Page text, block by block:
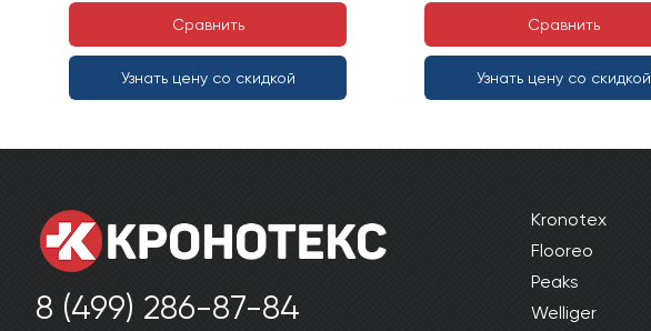
Сравнить
Узнать цену со скидкой
Сравнить
Узнать цену со скидкой
8 (499) 286-87-84
Kronotex
Flooreo
Peaks
Welliger